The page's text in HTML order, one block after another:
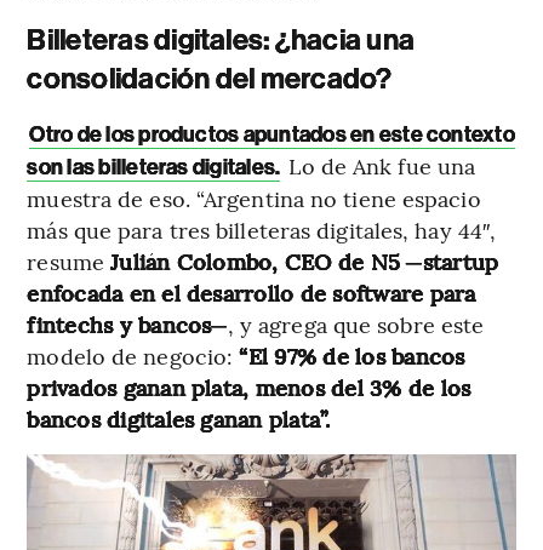
Billeteras digitales: ¿hacia una
consolidación del mercado?
Otro de los productos apuntados en este contexto
son las billeteras digitales. Lo de Ank fue una
muestra de eso. “Argentina no tiene espacio
más que para tres billeteras digitales, hay 44″,
resumeJulián Colombo, CEO de N5 ─startup
enfocada en el desarrollo de software para
fintechs y bancos─, y agrega que sobre este
modelo de negocio: “El 97% de los bancos
privados ganan plata, menos del 3% de los
bancos digitales ganan plata”.